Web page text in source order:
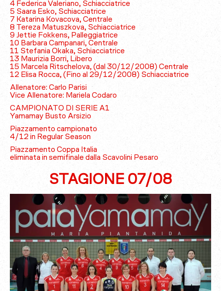
4 Federica Valeriano, Schiacciatrice
5 Saara Esko, Schiacciatrice
7 Katarina Kovacova, Centrale
8 Tereza Matuszkova, Schiacciatrice
9 Jettie Fokkens, Palleggiatrice
10 Barbara Campanari, Centrale
11 Stefania Okaka, Schiacciatrice
13 Maurizia Borri, Libero
15 Marcela Ritschelova, (dal 30/12/2008) Centrale
12 Elisa Rocca, (Fino al 29/12/2008) Schiacciatrice
Allenatore: Carlo Parisi
Vice Allenatore: Mariela Codaro
CAMPIONATO DI SERIE A1
Yamamay Busto Arsizio
Piazzamento campionato
4/12 in Regular Season
Piazzamento Coppa Italia
eliminata in semifinale dalla Scavolini Pesaro
STAGIONE 07/08